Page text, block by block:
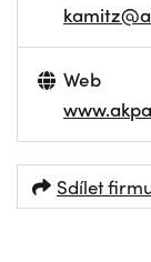
Web
Sdílet